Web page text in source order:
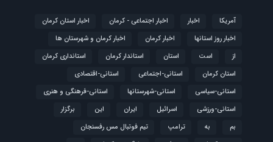
آمریکا اخبار اخبار اجتماعی - کرمان
اخبار استان کرمان
اخبار روز استانها
اخبار کرمان
اخبار کرمان و شهرستان ها
از
است استان استاندار کرمان
استانداری کرمان
استان کرمان
استانی-اجتماعی
استانی-اقتصادی
استانی-سیاسی
استانی-شهرستانها
استانی-فرهنگی و هنری
استانی-ورزشی
اسرائیل ایران این
برگزار
بم
به ترامپ
تیم فوتبال مس رفسنجان